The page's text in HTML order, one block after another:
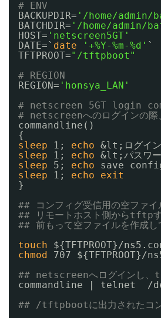
# ENV
BACKUPDIR= '/home/admin/
BATCHDIR= '/home/admin/
HOST= 'netscreen5GT'
DATE=` date '+%Y-%m-%d' `
TFTPROOT="/tftpboot"
# REGION
REGION= 'honsya_LAN'
# netscreen 5GT login
# netscreenへのログインの際
commandline()
{
sleep
1; echo &lt;ログイ
sleep
1; echo &lt;パスワ
sleep
5; echo
save
sleep
1; echo
exit
}
## コンフィグ受信用の空ファイ
## リモートホスト側からtftpす
## 前もって空ファイルを作成し
touch
${TFTPROOT} /ns5
chmod
707 ${TFTPROOT} /
## netscreenへログインし、
commandline | telnet
/
## /tftpbootに出力されたコン